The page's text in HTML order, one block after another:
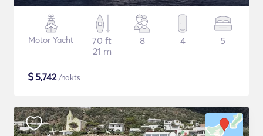
Motor Yacht
70 ft
21 m
8 4 5
$5,742/nakts